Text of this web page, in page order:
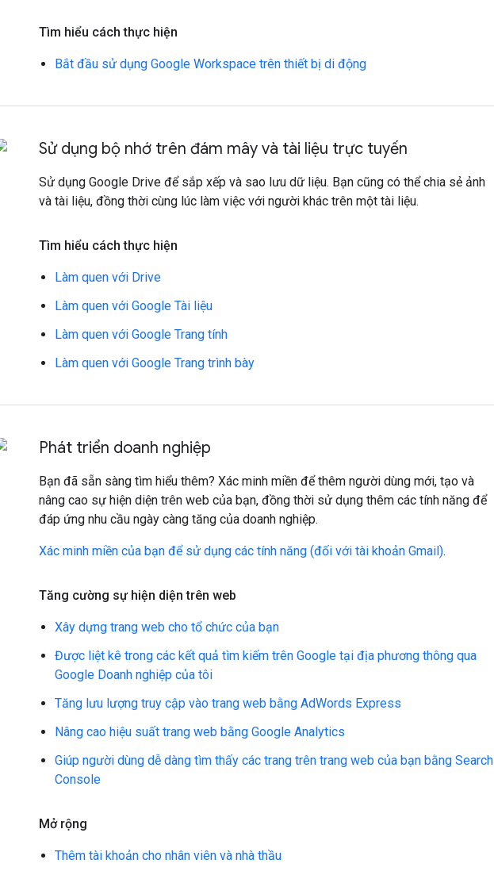
Tìm hiểu cách thực hiện
Bắt đầu sử dụng Google Workspace trên thiết bị di động
Sử dụng bộ nhớ trên đám mây và tài liệu trực tuyến
Sử dụng Google Drive để sắp xếp và sao lưu dữ liệu. Bạn cũng có thể chia sẻ ảnh
và tài liệu, đồng thời cùng lúc làm việc với người khác trên một tài liệu.
Tìm hiểu cách thực hiện
Làm quen với Drive
Làm quen với Google Tài liệu
Làm quen với Google Trang tính
Làm quen với Google Trang trình bày
Phát triển doanh nghiệp
Bạn đã sẵn sàng tìm hiểu thêm? Xác minh miền để thêm người dùng mới, tạo và
nâng cao sự hiện diện trên web của bạn, đồng thời sử dụng thêm các tính năng để
đáp ứng nhu cầu ngày càng tăng của doanh nghiệp.
Xác minh miền của bạn để sử dụng các tính năng (đối với tài khoản Gmail).
Tăng cường sự hiện diện trên web
Xây dựng trang web cho tổ chức của bạn
Được liệt kê trong các kết quả tìm kiếm trên Google tại địa phương thông qua
Google Doanh nghiệp của tôi
Tăng lưu lượng truy cập vào trang web bằng AdWords Express
Nâng cao hiệu suất trang web bằng Google Analytics
Giúp người dùng dễ dàng tìm thấy các trang trên trang web của bạn bằng Search
Console
Mở rộng
Thêm tài khoản cho nhân viên và nhà thầu